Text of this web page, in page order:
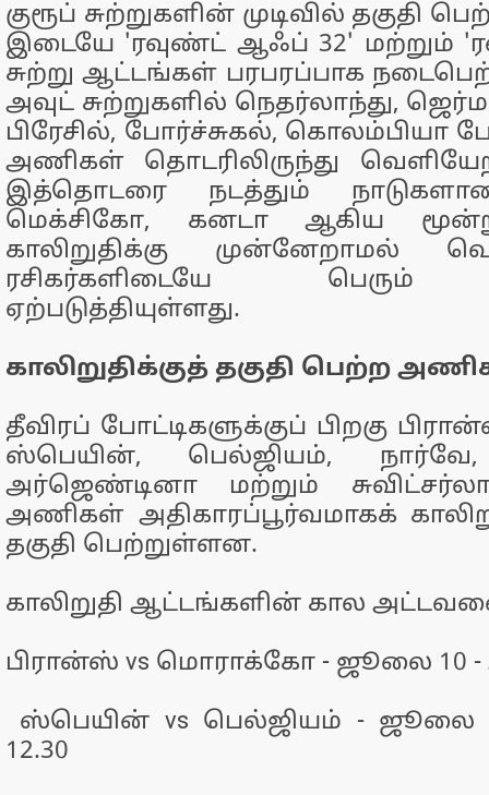
குரூப் சுற்றுகளின் முடிவில் தகுதி
இடையே 'ரவுண்ட் ஆஃப் 32' மற்றும்
சுற்று ஆட்டங்கள் பரபரப்பாக
அவுட் சுற்றுகளில் நெதர்லாந்து,
பிரேசில், போர்ச்சுகல்,
அணிகள் தொடரிலிருந்து
இத்தொடரை நடத்தும்
மெக்சிகோ, கனடா ஆகிய
காலிறுதிக்கு முன்னேறாமல்
ரசிகர்களிடையே பெரும்
ஏற்படுத்தியுள்ளது.
காலிறுதிக்குத் தகுதி பெற்ற
தீவிரப் போட்டிகளுக்குப் பிறகு
ஸ்பெயின், பெல்ஜியம், நார்வே,
அர்ஜெண்டினா மற்றும்
அணிகள் அதிகாரப்பூர்வமாகக்
தகுதி பெற்றுள்ளன.
காலிறுதி ஆட்டங்களின் கால
பிரான்ஸ் vs மொராக்கோ - ஜூலை 10 -
ஸ்பெயின் vs பெல்ஜியம் - ஜூலை
12.30